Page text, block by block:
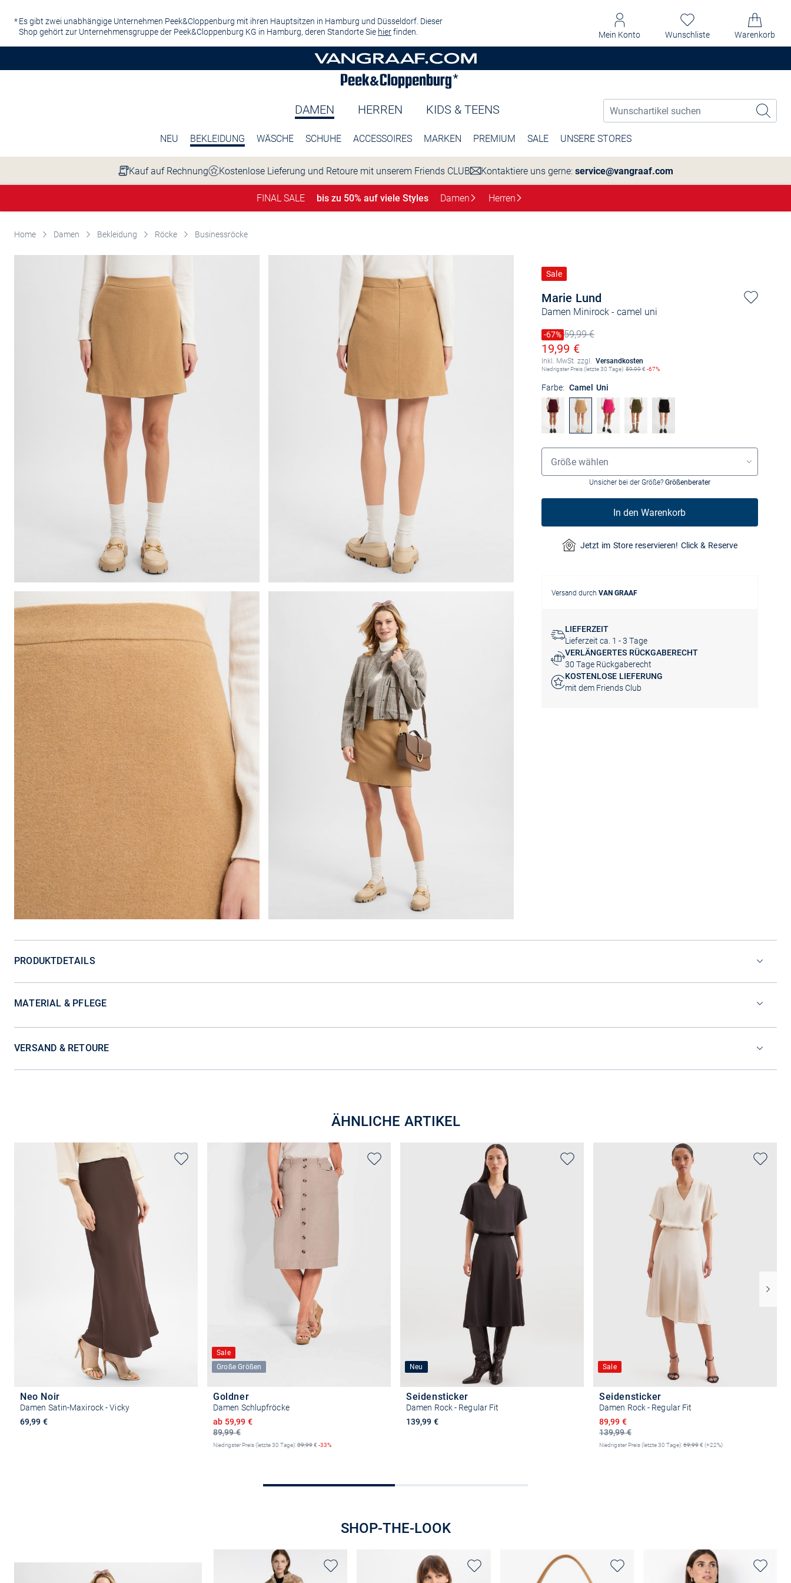
Es gibt zwei unabhängige Unternehmen Peek&Cloppenburg mit ihren Hauptsitzen in Hamburg und Düsseldorf. Dieser
Shop gehört zur Unternehmensgruppe der Peek&Cloppenburg KG in Hamburg, deren Standorte Sie hierfinden. Mein Konto Wunschliste Warenkorb
DAMEN HERREN KIDS & TEENS
NEU BEKLEIDUNG WÄSCHE SCHUHE ACCESSOIRES MARKEN PREMIUM SALE UNSERE STORES
Kauf auf Rechnung Kostenlose Lieferung und Retoure mit unserem Friends CLUB Kontaktiere uns gerne: service@vangraaf.com
FINAL SALE bis zu 50% auf viele Styles Damen Herren
Home Damen Bekleidung Röcke Businessröcke
Marie Lund
Damen Minirock- camel uni
Sale
Preis reduziert um
-67%
Alter Preis59,99 €
Ermäßigter Preis
19,99 €
Inkl. MwSt. zzgl. Versandkosten
Niedrigster Preis (letzte 30 Tage):59,99€ -67%
Farbe: Camel Uni
Größenauswahl
Größe wählen
Unsicher bei der Größe? Größenberater
In den Warenkorb
Jetzt im Store reservieren! Click & Reserve
Versand durch VAN GRAAF
LIEFERZEIT
Lieferzeit ca. 1 - 3 Tage
VERLÄNGERTES RÜCKGABERECHT
30 Tage Rückgaberecht
KOSTENLOSE LIEFERUNG
mit dem Friends Club
PRODUKTDETAILS
MATERIAL & PFLEGE
VERSAND & RETOURE
ÄHNLICHE ARTIKEL
Neo Noir
Damen Satin-Maxirock - Vicky
69,99 €
Sale
Große Größen
Goldner
Damen Schlupfröcke
89,99 €
Ermäßigter Preis
ab 59,99 €
Niedrigster Preis (letzte 30 Tage):89,99€ -33%
Neu
Seidensticker
Damen Rock - Regular Fit
139,99 €
Sale
Seidensticker
Damen Rock - Regular Fit
139,99 €
Ermäßigter Preis
89,99 €
Niedrigster Preis (letzte 30 Tage):69,99€ (+22%)
SHOP-THE-LOOK